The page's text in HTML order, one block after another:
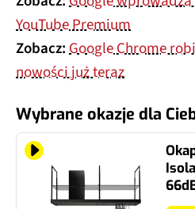
YouTube Premium
Zobacz:Google Chrome
nowości już teraz
Wybrane okazje dla